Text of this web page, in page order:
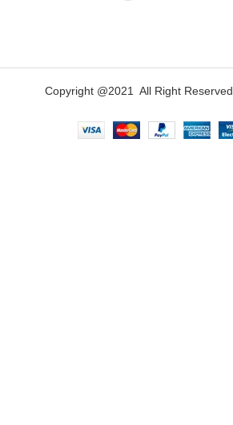
Copyright @2021 All Right Reserved